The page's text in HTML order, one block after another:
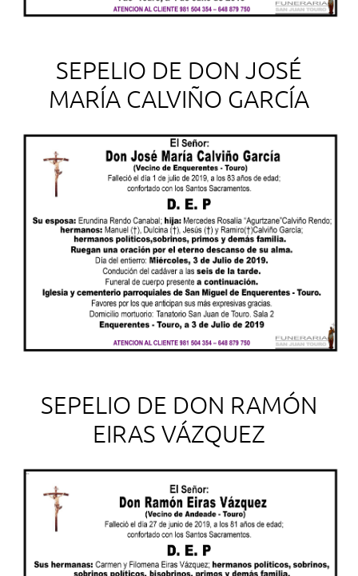
SEPELIO DE DON JOSÉ
MARÍA CALVIÑO GARCÍA
SEPELIO DE DON RAMÓN
EIRAS VÁZQUEZ